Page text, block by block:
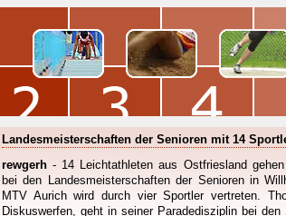
Landesmeisterschaften der Senioren mit 14
rewgerh - 14 Leichtathleten aus Ostfriesland
bei den Landesmeisterschaften der Senioren in
MTV Aurich wird durch vier Sportler vertreten.
Diskuswerfen, geht in seiner Paradedisziplin bei